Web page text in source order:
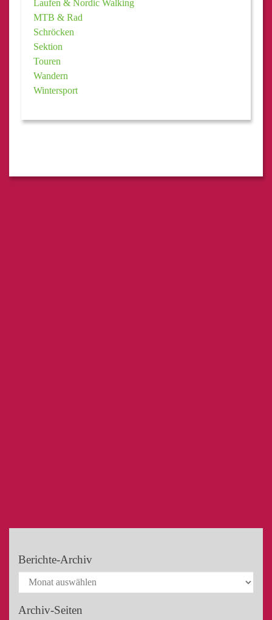
Laufen & Nordic Walking
MTB & Rad
Schröcken
Sektion
Touren
Wandern
Wintersport
Berichte-Archiv
Archiv-Seiten